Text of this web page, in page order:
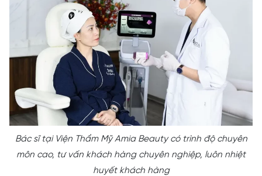
Bác sĩ tại Viện Thẩm Mỹ Amia Beauty có trình độ chuyên
môn cao, tư vấn khách hàng chuyên nghiệp, luôn nhiệt
huyết khách hàng